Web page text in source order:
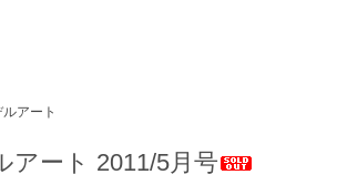
アート
アート 2011/5月号